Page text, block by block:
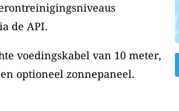
de API.
voedingskabel van 10 meter,
optioneel zonnepaneel.